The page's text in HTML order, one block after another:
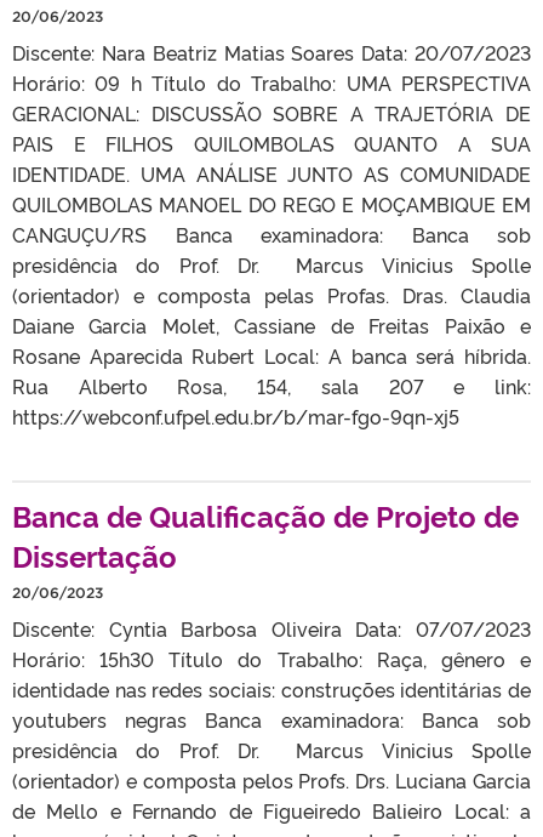
20/06/2023
Discente: Nara Beatriz Matias Soares Data: 20/07/2023
Horário: 09 h Título do Trabalho: UMA PERSPECTIVA
GERACIONAL: DISCUSSÃO SOBRE A TRAJETÓRIA DE
PAIS E FILHOS QUILOMBOLAS QUANTO A SUA
IDENTIDADE. UMA ANÁLISE JUNTO AS COMUNIDADE
QUILOMBOLAS MANOEL DO REGO E MOÇAMBIQUE EM
CANGUÇU/RS Banca examinadora: Banca sob
presidência do Prof. Dr. Marcus Vinicius Spolle
(orientador) e composta pelas Profas. Dras. Claudia
Daiane Garcia Molet, Cassiane de Freitas Paixão e
Rosane Aparecida Rubert Local: A banca será híbrida.
Rua Alberto Rosa, 154, sala 207 e link:
https://webconf.ufpel.edu.br/b/mar-fgo-9qn-xj5
Banca de Qualificação de Projeto de
Dissertação
20/06/2023
Discente: Cyntia Barbosa Oliveira Data: 07/07/2023
Horário: 15h30 Título do Trabalho: Raça, gênero e
identidade nas redes sociais: construções identitárias de
youtubers negras Banca examinadora: Banca sob
presidência do Prof. Dr. Marcus Vinicius Spolle
(orientador) e composta pelos Profs. Drs. Luciana Garcia
de Mello e Fernando de Figueiredo Balieiro Local: a